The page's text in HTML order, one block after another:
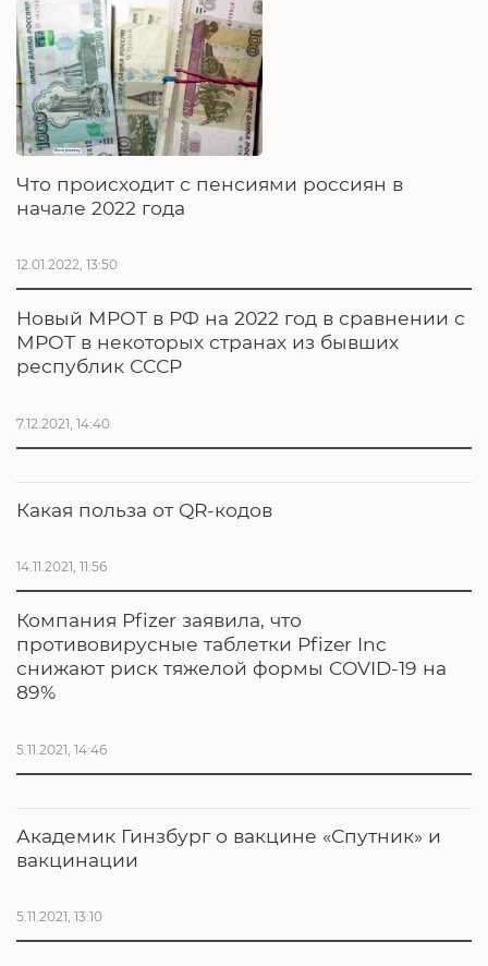
Что происходит с пенсиями россиян в
начале 2022 года
12.01.2022, 13:50
Новый МРОТ в РФ на 2022 год в сравнении с
МРОТ в некоторых странах из бывших
республик СССР
7.12.2021, 14:40
Какая польза от QR-кодов
14.11.2021, 11:56
Компания Pfizer заявила, что
противовирусные таблетки Pfizer Inc
снижают риск тяжелой формы COVID-19 на
89%
5.11.2021, 14:46
Академик Гинзбург о вакцине «Спутник» и
вакцинации
5.11.2021, 13:10